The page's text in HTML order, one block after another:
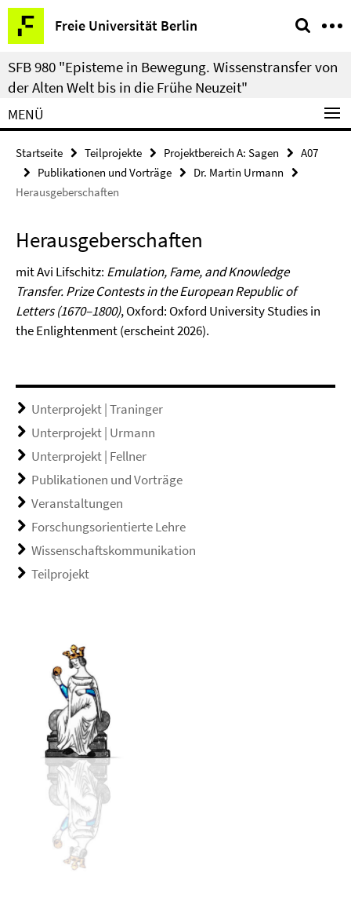
Springe
direkt
zu
Inhalt
Freie Universität Berlin
Service-
Navigation
SFB 980 "Episteme in Bewegung. Wissenstransfer von
der Alten Welt bis in die Frühe Neuzeit"
MENÜ
Startseite Teilprojekte Projektbereich A: Sagen
A07
Publikationen und Vorträge
Dr. Martin Urmann
Herausgeberschaften
Herausgeberschaften
mit Avi Lifschitz: Emulation, Fame, and Knowledge
Transfer. Prize Contests in the European Republic of
Letters (1670–1800), Oxford: Oxford University Studies in
the Enlightenment (erscheint 2026).
Unterprojekt | Traninger
Unterprojekt | Urmann
Unterprojekt | Fellner
Publikationen und Vorträge
Veranstaltungen
Forschungsorientierte Lehre
Wissenschaftskommunikation
Teilprojekt